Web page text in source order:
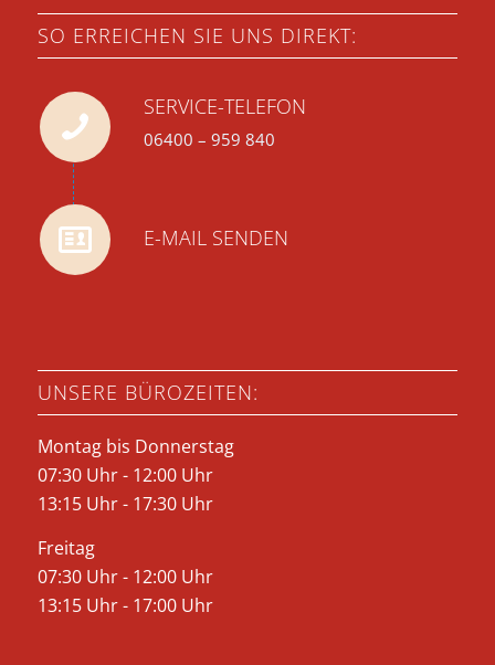
SO ERREICHEN SIE UNS DIREKT:
SERVICE-TELEFON
06400 – 959 840
E-MAIL SENDEN
UNSERE BÜROZEITEN:
Montag bis Donnerstag
07:30 Uhr - 12:00 Uhr
13:15 Uhr - 17:30 Uhr
Freitag
07:30 Uhr - 12:00 Uhr
13:15 Uhr - 17:00 Uhr